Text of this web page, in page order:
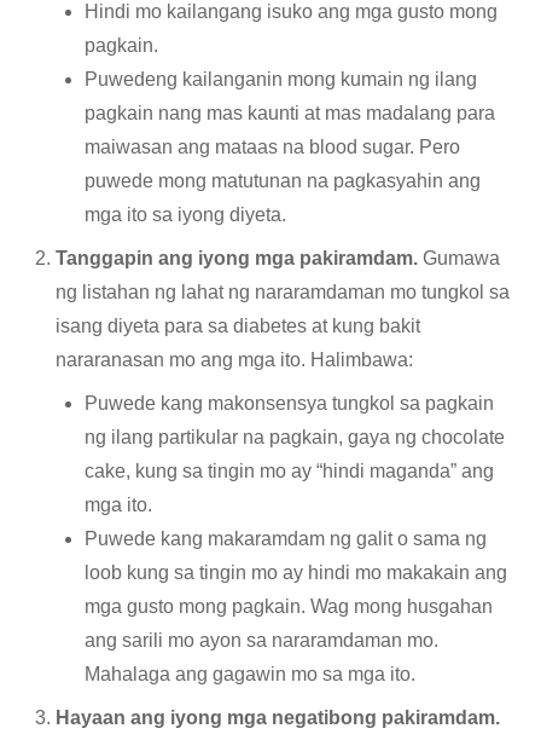
Hindi mo kailangang isuko ang mga gusto mong
pagkain.
Puwedeng kailanganin mong kumain ng ilang
pagkain nang mas kaunti at mas madalang para
maiwasan ang mataas na blood sugar. Pero
puwede mong matutunan na pagkasyahin ang
mga ito sa iyong diyeta.
Tanggapin ang iyong mga pakiramdam.Gumawa
ng listahan ng lahat ng nararamdaman mo tungkol sa
isang diyeta para sa diabetes at kung bakit
nararanasan mo ang mga ito. Halimbawa:
Puwede kang makonsensya tungkol sa pagkain
ng ilang partikular na pagkain, gaya ng chocolate
cake, kung sa tingin mo ay “hindi maganda” ang
mga ito.
Puwede kang makaramdam ng galit o sama ng
loob kung sa tingin mo ay hindi mo makakain ang
mga gusto mong pagkain. Wag mong husgahan
ang sarili mo ayon sa nararamdaman mo.
Mahalaga ang gagawin mo sa mga ito.
Hayaan ang iyong mga negatibong pakiramdam.